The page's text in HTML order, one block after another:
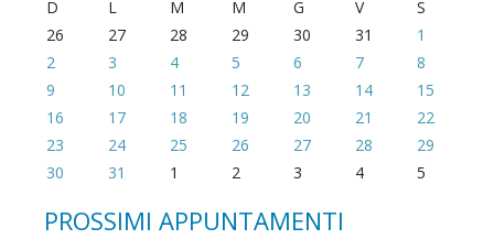
D
L M M G V
S
26
27 28 29 30 31
1
2
3 4 5 6 7
8
9
10 11 12 13 14
15
16
17 18 19 20 21
22
23
24 25 26 27 28
29
30
31 1 2 3 4 5
PROSSIMI APPUNTAMENTI